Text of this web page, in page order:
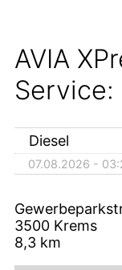
AVIA
Service:
Diesel
07.08.2026 -
3500 Krems
8,3 km